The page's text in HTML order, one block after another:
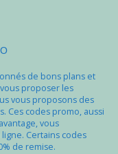
de bons plans et
proposer les
vous proposons des
Ces codes promo, aussi
vous
Certains codes
de remise.